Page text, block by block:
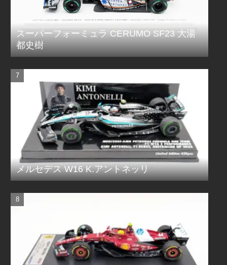
スーパーフォーミュラ CERUMO SF23 大湯
都史樹
メルセデス W16 K.アントネッリ